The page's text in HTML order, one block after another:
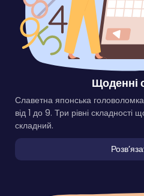
Щоденні
Славетна японська
від 1 до 9. Три рівні складності
складний.